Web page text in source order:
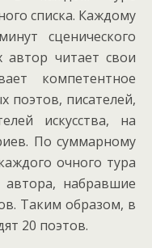
списка. Каждому
сценического
читает свои
компетентное
поэтов, писателей,
искусства, на
По суммарному
очного тура
набравшие
Таким образом, в
20 поэтов.